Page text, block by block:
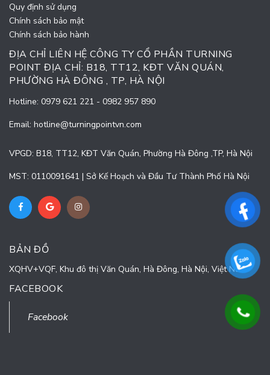
Quy định sử dụng
Chính sách bảo mật
Chính sách bảo hành
ĐỊA CHỈ LIÊN HỆ CÔNG TY CỔ PHẦN TURNING
POINT ĐỊA CHỈ: B18, TT12, KĐT VĂN QUÁN,
PHƯỜNG HÀ ĐÔNG , TP, HÀ NỘI
Hotline: 0979 621 221 - 0982 957 890
Email: hotline@turningpointvn.com
VPGD: B18, TT12, KĐT Văn Quán, Phường Hà Đông ,TP, Hà Nội
MST: 0110091641 | Sở Kế Hoạch và Đầu Tư Thành Phố Hà Nội
BẢN ĐỒ
XQHV+VQF, Khu đô thị Văn Quán, Hà Đông, Hà Nội, Việt Nam
FACEBOOK
Facebook